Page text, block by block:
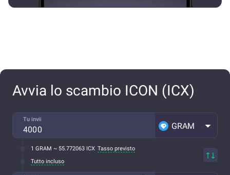
Avvia lo scambio ICON (ICX)
Tu invii
GRAM
1 GRAM ~ 55.772063 ICX Tasso previsto
Tutto incluso